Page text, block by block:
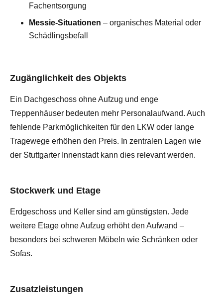
Fachentsorgung
Messie-Situationen – organisches Material oder
Schädlingsbefall
Zugänglichkeit des Objekts
Ein Dachgeschoss ohne Aufzug und enge
Treppenhäuser bedeuten mehr Personalaufwand. Auch
fehlende Parkmöglichkeiten für den LKW oder lange
Tragewege erhöhen den Preis. In zentralen Lagen wie
der Stuttgarter Innenstadt kann dies relevant werden.
Stockwerk und Etage
Erdgeschoss und Keller sind am günstigsten. Jede
weitere Etage ohne Aufzug erhöht den Aufwand –
besonders bei schweren Möbeln wie Schränken oder
Sofas.
Zusatzleistungen